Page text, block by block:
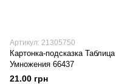
Артикул: 21305750
Картонка-подсказка Таблица
Умножения 66437
21.00 грн